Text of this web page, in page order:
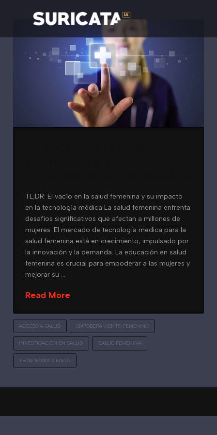
TL;DR: El vacío en la salud femenina y su impacto
en la tecnología médica La salud femenina enfrenta
desafíos significativos que afectan a millones de
mujeres. El mercado de tecnología médica para la
salud femenina está en crecimiento, impulsado por
la innovación y la demanda. La educación en salud
femenina es crucial para empoderar a las mujeres y
mejorar su …
Read More
ACCESO A SALUD EMPODERAMIENTO FEMENINO
INVESTIGACIÓN EN SALUD SALUD FEMENINA
TECNOLOGÍA MÉDICA